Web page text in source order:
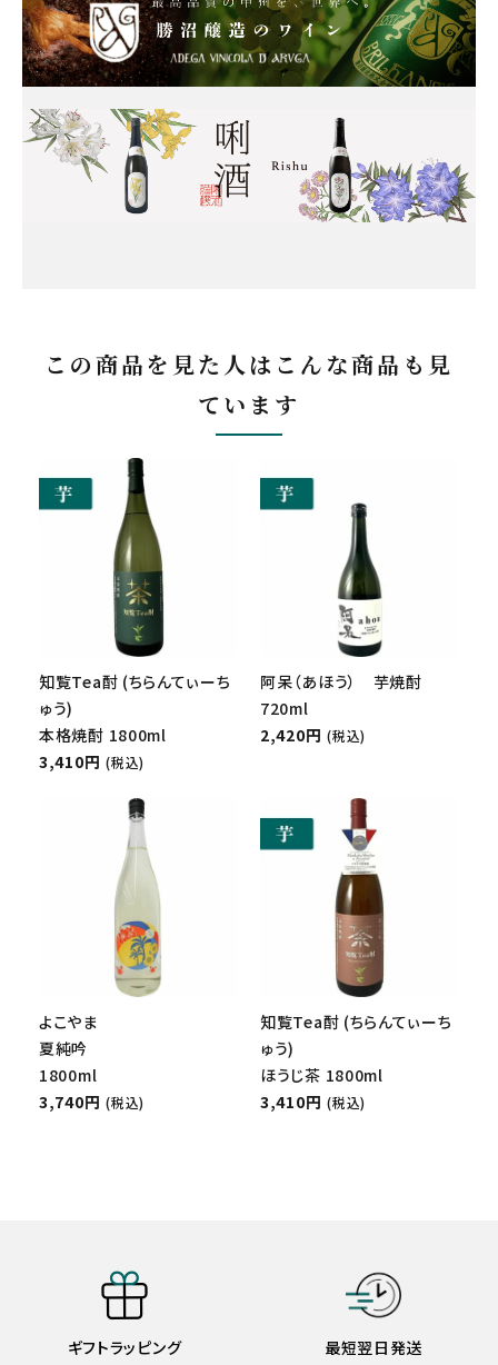
この商品を見た人はこんな商品も見
ています
知覧Tea酎 (ちらんてぃーち
ゅう)
本格焼酎 1800ml
3,410円 (税込)
阿呆（あほう） 芋焼酎
720ml
2,420円 (税込)
よこやま
夏純吟
1800ml
3,740円 (税込)
知覧Tea酎 (ちらんてぃーち
ゅう)
ほうじ茶 1800ml
3,410円 (税込)
ギフトラッピング 最短翌日発送